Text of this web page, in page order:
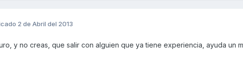
2 de Abril del 2013
y no creas, que salir con alguien que ya tiene experiencia, ayuda un